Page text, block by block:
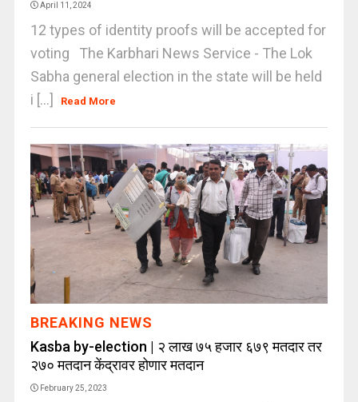
April 11, 2024
12 types of identity proofs will be accepted for
voting The Karbhari News Service - The Lok
Sabha general election in the state will be held
i [...]
Read More
BREAKING NEWS
Kasba by-election | २ लाख ७५ हजार ६७९ मतदार तर
२७० मतदान केंद्रावर होणार मतदान
February 25, 2023